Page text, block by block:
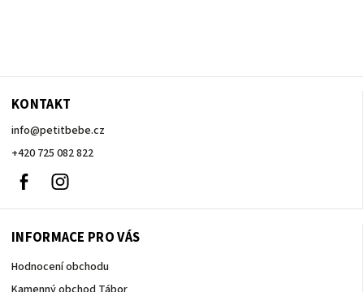
KONTAKT
info@petitbebe.cz
+420 725 082 822
Facebook
INFORMACE PRO VÁS
Hodnocení obchodu